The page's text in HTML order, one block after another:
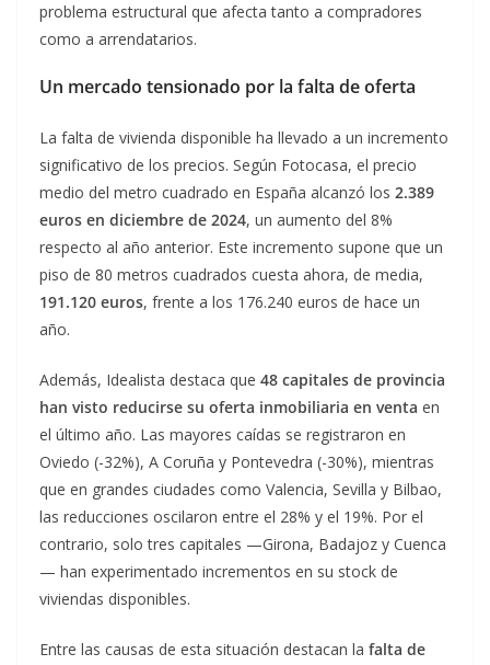
problema estructural que afecta tanto a compradores
como a arrendatarios.
Un mercado tensionado por la falta de oferta
La falta de vivienda disponible ha llevado a un incremento
significativo de los precios. Según Fotocasa, el precio
medio del metro cuadrado en España alcanzó los 2.389
euros en diciembre de 2024, un aumento del 8%
respecto al año anterior. Este incremento supone que un
piso de 80 metros cuadrados cuesta ahora, de media,
191.120 euros, frente a los 176.240 euros de hace un
año.
Además, Idealista destaca que 48 capitales de provincia
han visto reducirse su oferta inmobiliaria en venta en
el último año. Las mayores caídas se registraron en
Oviedo (-32%), A Coruña y Pontevedra (-30%), mientras
que en grandes ciudades como Valencia, Sevilla y Bilbao,
las reducciones oscilaron entre el 28% y el 19%. Por el
contrario, solo tres capitales —Girona, Badajoz y Cuenca
— han experimentado incrementos en su stock de
viviendas disponibles.
Entre las causas de esta situación destacan la falta de